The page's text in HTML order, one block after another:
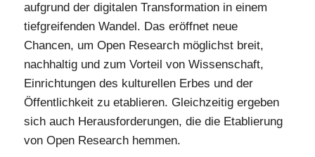
aufgrund der digitalen Transformation in einem
tiefgreifenden Wandel. Das eröffnet neue
Chancen, um Open Research möglichst breit,
nachhaltig und zum Vorteil von Wissenschaft,
Einrichtungen des kulturellen Erbes und der
Öffentlichkeit zu etablieren. Gleichzeitig ergeben
sich auch Herausforderungen, die die Etablierung
von Open Research hemmen.